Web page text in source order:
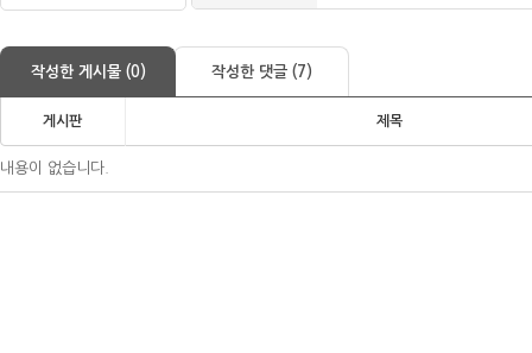
작성한 게시물 (0) 작성한 댓글 (7)
게시판 제목
내용이 없습니다.